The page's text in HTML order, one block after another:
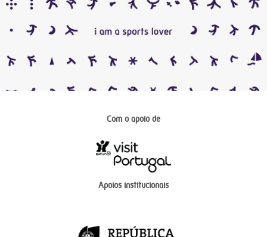
Com o apoio de
Apoios institucionais